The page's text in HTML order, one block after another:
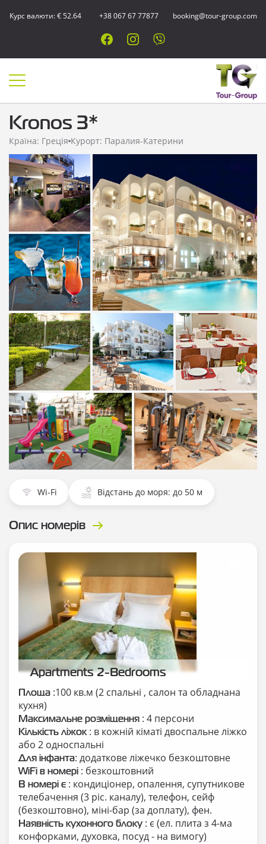
Курс валюти: € 52.64 +38 067 67 77877 booking@tour-group.com
Kronos 3*
Країна: Греція Курорт: Паралия-Катерини
Показати всі фотографії
Показати всі
фотографії
Показати всі
фотографії
Показати всі
фотографії
Показати всі
фотографії
Показати всі
фотографії
Wi-Fi Відстань до моря: до 50 м
Опис номерів
Apartments 2-Bedrooms
Площа :100 кв.м (2 спальні , салон та обладнана
кухня)
Максимальне розміщення : 4 персони
Кількість ліжок: в кожній кіматі двоспальне ліжко
або 2 односпальні
Для інфанта: додаткове ліжечко безкоштовне
WiFi в номері : безкоштовний
В номері є : кондиціонер, опалення, супутникове
телебачення (3 ріс. каналу), телефон, сейф
(безкоштовно), міні-бар (за доплату), фен.
Наявність кухонного блоку : є (ел. плита з 4-ма
конфорками, духовка, посуд - на вимогу)